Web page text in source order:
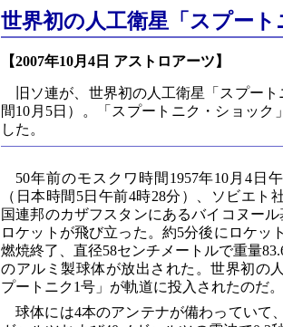
世界初の人工衛星「スプー
【2007年10月4日 アストロアーツ】
旧ソ連が、世界初の人工衛星「スプー
間10月5日）。「スプートニク・ショッ
した。
50年前のモスクワ時間1957年10月4日
（日本時間5日午前4時28分）、ソビエト
国連邦のカザフスタンにあるバイコヌール
ロケットが飛び立った。約5分後にロケッ
燃焼終了、直径58センチメートルで重量
のアルミ製球体が放出された。世界初の
プートニク1号」が軌道に投入されたのだ。
球体には4本のアンテナが備わっていて